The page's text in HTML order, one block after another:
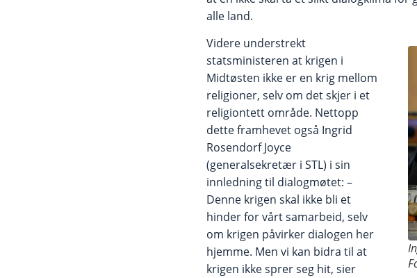
alle land.
Videre understrekt
statsministeren at krigen i
Midtøsten ikke er en krig mellom
religioner, selv om det skjer i et
religiontett område. Nettopp
dette framhevet også Ingrid
Rosendorf Joyce
(generalsekretær i STL) i sin
innledning til dialogmøtet: –
Denne krigen skal ikke bli et
hinder for vårt samarbeid, selv
om krigen påvirker dialogen her
hjemme. Men vi kan bidra til at
krigen ikke sprer seg hit, sier